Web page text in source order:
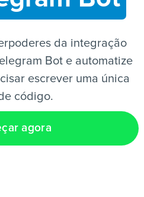
da integração
Bot e automatize
escrever uma única
código.
agora